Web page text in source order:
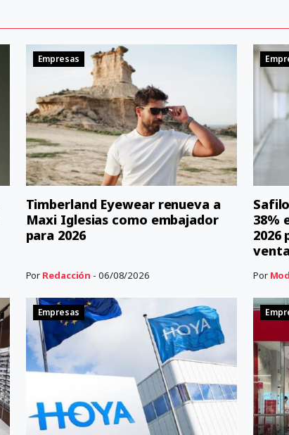
Empresas
Timberland Eyewear renueva a
Maxi Iglesias como embajador
para 2026
Por Redacción - 06/08/2026
38%
2026
Por
Empresas